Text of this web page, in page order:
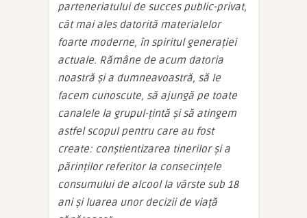
parteneriatului de succes public-privat,
cât mai ales datorită materialelor
foarte moderne, în spiritul generației
actuale. Rămâne de acum datoria
noastră și a dumneavoastră, să le
facem cunoscute, să ajungă pe toate
canalele la grupul-țintă și să atingem
astfel scopul pentru care au fost
create: conștientizarea tinerilor și a
părinților referitor la consecințele
consumului de alcool la vârste sub 18
ani și luarea unor decizii de viață